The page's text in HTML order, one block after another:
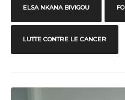
ELSA NKANA BIVIGOU
LUTTE CONTRE LE CANCER